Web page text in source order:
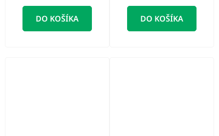
DO KOŠÍKA DO KOŠÍKA